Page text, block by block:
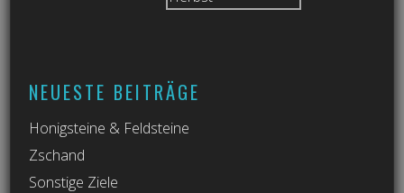
NEUESTE BEITRÄGE
Honigsteine & Feldsteine
Zschand
Sonstige Ziele